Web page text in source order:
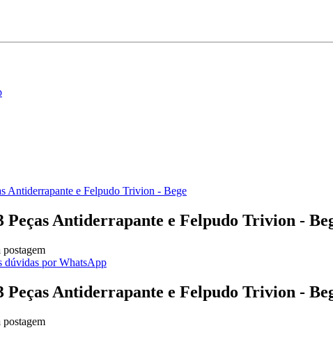
Antiderrapante e Felpudo Trivion - Bege
Peças Antiderrapante e Felpudo Trivion -
postagem
dúvidas por WhatsApp
Peças Antiderrapante e Felpudo Trivion -
postagem